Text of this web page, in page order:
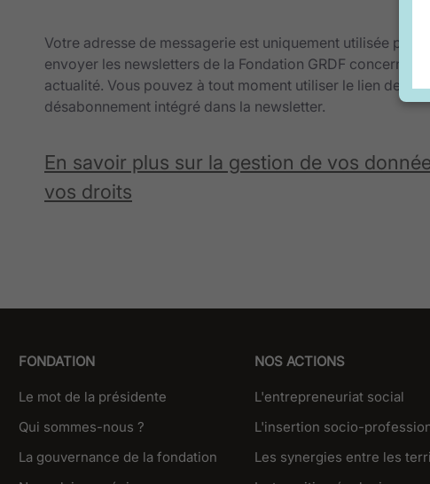
Votre adresse de messagerie est uniquement utilisée pour
envoyer les newsletters de la Fondation GRDF concernant
actualité. Vous pouvez à tout moment utiliser le lien de
désabonnement intégré dans la newsletter.
En savoir plus sur la gestion de vos
vos droits
FONDATION
Le mot de la présidente
Qui sommes-nous ?
La gouvernance de la fondation
NOS ACTIONS
L'entrepreneuriat social
L'insertion socio-
Les synergies entre les